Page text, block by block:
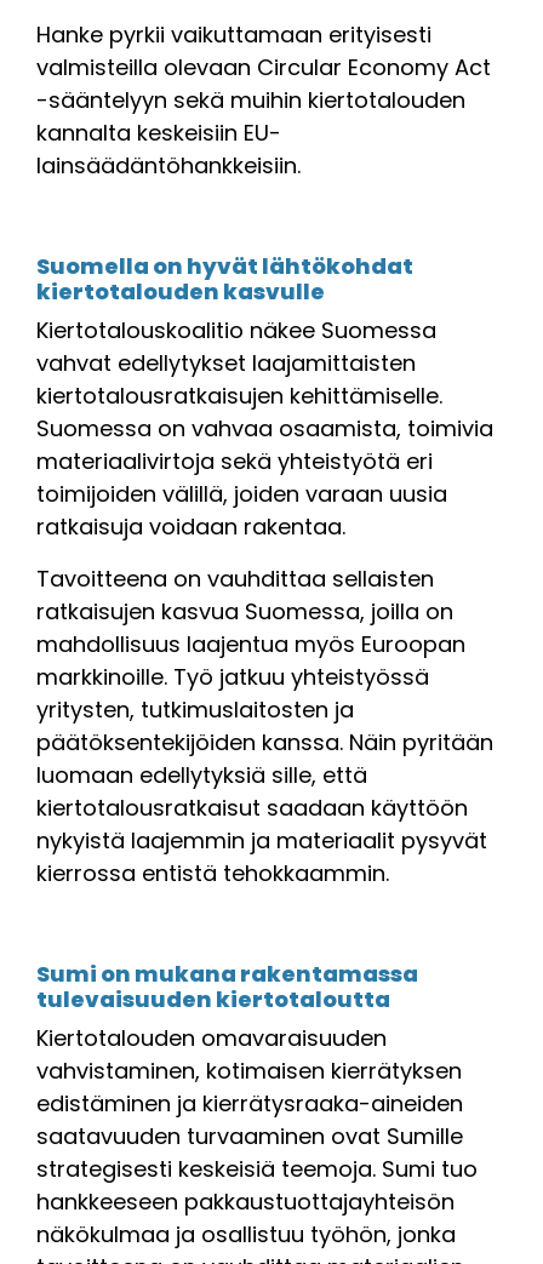
Hanke pyrkii vaikuttamaan erityisesti
valmisteilla olevaan Circular Economy Act
-sääntelyyn sekä muihin kiertotalouden
kannalta keskeisiin EU-
lainsäädäntöhankkeisiin.
Suomella on hyvät lähtökohdat
kiertotalouden kasvulle
Kiertotalouskoalitio näkee Suomessa
vahvat edellytykset laajamittaisten
kiertotalousratkaisujen kehittämiselle.
Suomessa on vahvaa osaamista, toimivia
materiaalivirtoja sekä yhteistyötä eri
toimijoiden välillä, joiden varaan uusia
ratkaisuja voidaan rakentaa.
Tavoitteena on vauhdittaa sellaisten
ratkaisujen kasvua Suomessa, joilla on
mahdollisuus laajentua myös Euroopan
markkinoille. Työ jatkuu yhteistyössä
yritysten, tutkimuslaitosten ja
päätöksentekijöiden kanssa. Näin pyritään
luomaan edellytyksiä sille, että
kiertotalousratkaisut saadaan käyttöön
nykyistä laajemmin ja materiaalit pysyvät
kierrossa entistä tehokkaammin.
Sumi on mukana rakentamassa
tulevaisuuden kiertotaloutta
Kiertotalouden omavaraisuuden
vahvistaminen, kotimaisen kierrätyksen
edistäminen ja kierrätysraaka-aineiden
saatavuuden turvaaminen ovat Sumille
strategisesti keskeisiä teemoja. Sumi tuo
hankkeeseen pakkaustuottajayhteisön
näkökulmaa ja osallistuu työhön, jonka